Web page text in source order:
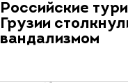
Российские
Грузии
вандализмом